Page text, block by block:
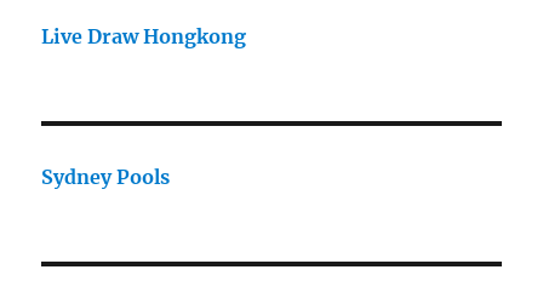
Live Draw Hongkong
Sydney Pools